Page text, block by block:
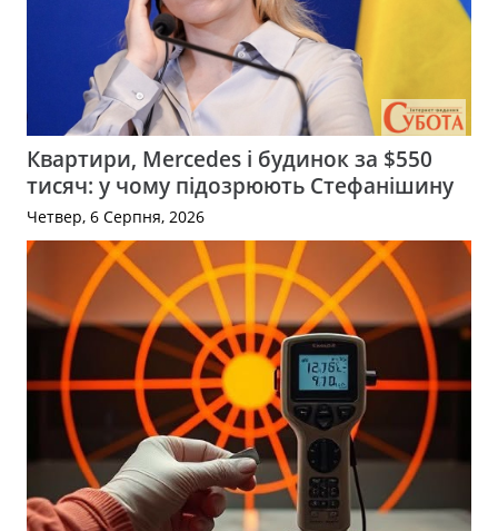
Квартири, Mercedes і будинок за $550
тисяч: у чому підозрюють Стефанішину
Четвер, 6 Серпня, 2026